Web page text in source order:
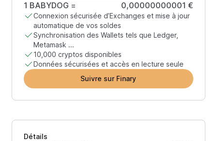
1 BABYDOG = 0,00000000001 €
Connexion sécurisée d’Exchanges et mise à jour
automatique de vos soldes
Synchronisation des Wallets tels que Ledger,
Metamask ...
10,000 cryptos disponibles
Données sécurisées et accès en lecture seule
Suivre sur Finary
Détails